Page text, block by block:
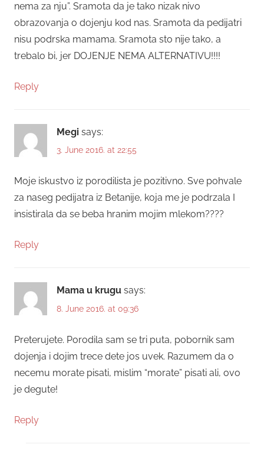
nema za nju”. Sramota da je tako nizak nivo
obrazovanja o dojenju kod nas. Sramota da pedijatri
nisu podrska mamama. Sramota sto nije tako, a
trebalo bi, jer DOJENJE NEMA ALTERNATIVU!!!!
Reply
Megi says:
3. June 2016. at 22:55
Moje iskustvo iz porodilista je pozitivno. Sve pohvale
za naseg pedijatra iz Betanije, koja me je podrzala I
insistirala da se beba hranim mojim mlekom????
Reply
Mama u krugu says:
8. June 2016. at 09:36
Preterujete. Porodila sam se tri puta, pobornik sam
dojenja i dojim trece dete jos uvek. Razumem da o
necemu morate pisati, mislim “morate” pisati ali, ovo
je degute!
Reply